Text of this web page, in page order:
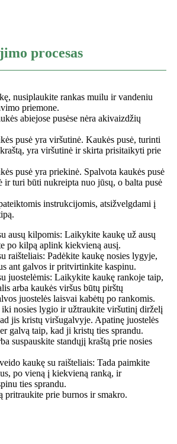
procesas
nusiplaukite rankas muilu ir vandeniu
priemone.
abiejose pusėse nėra akivaizdžių
pusė yra viršutinė. Kaukės pusė, turinti
yra viršutinė ir skirta prisitaikyti prie
pusė yra priekinė. Spalvota kaukės pusė
ir turi būti nukreipta nuo jūsų, o balta pusė
instrukcijomis, atsižvelgdami į
ausų kilpomis: Laikykite kaukę už ausų
po kilpą aplink kiekvieną ausį.
raišteliais: Padėkite kaukę nosies lygyje,
ant galvos ir pritvirtinkite kaspinu.
juostelėmis: Laikykite kaukę rankoje taip,
arba kaukės viršus būtų pirštų
juostelės laisvai kabėtų po rankomis.
iki nosies lygio ir užtraukite viršutinį dirželį
jis kristų viršugalvyje. Apatinę juostelės
galvą taip, kad ji kristų ties sprandu.
suspauskite standųjį kraštą prie nosies
kaukę su raišteliais: Tada paimkite
po vieną į kiekvieną ranką, ir
ties sprandu.
pritraukite prie burnos ir smakro.